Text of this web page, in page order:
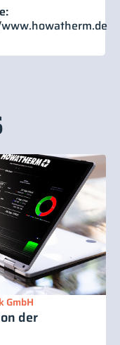
GmbH
der